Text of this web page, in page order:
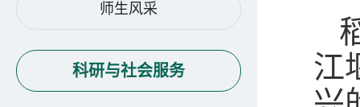
师生风采
科研与社会服务
江